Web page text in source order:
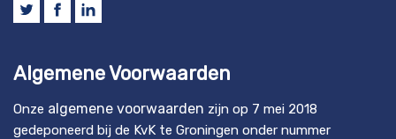
Algemene Voorwaarden
Onze algemene voorwaarden zijn op 7 mei 2018
gedeponeerd bij de KvK te Groningen onder nummer